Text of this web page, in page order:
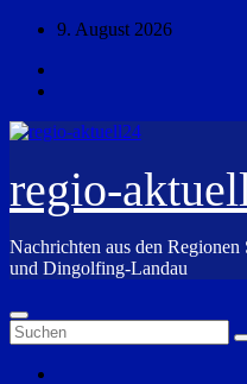
Zum
springen
9. August 2026
regio-
Nachrichten aus den
und Dingolfing-Landau